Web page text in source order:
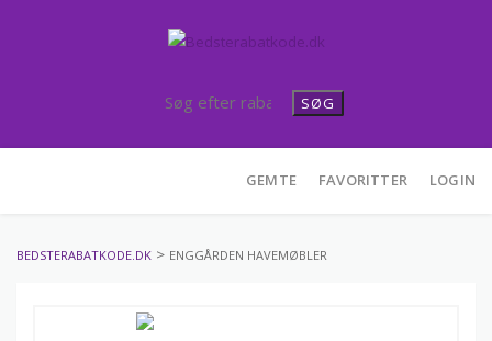
SØG
GEMTE FAVORITTER LOGIN
BEDSTERABATKODE.DK > ENGGÅRDEN HAVEMØBLER